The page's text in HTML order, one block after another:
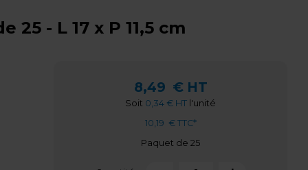
- L 17 x P 11,5 cm
8,49 € HT
Soit 0,34 € HT l'unité
10,19 € TTC*
Paquet de 25